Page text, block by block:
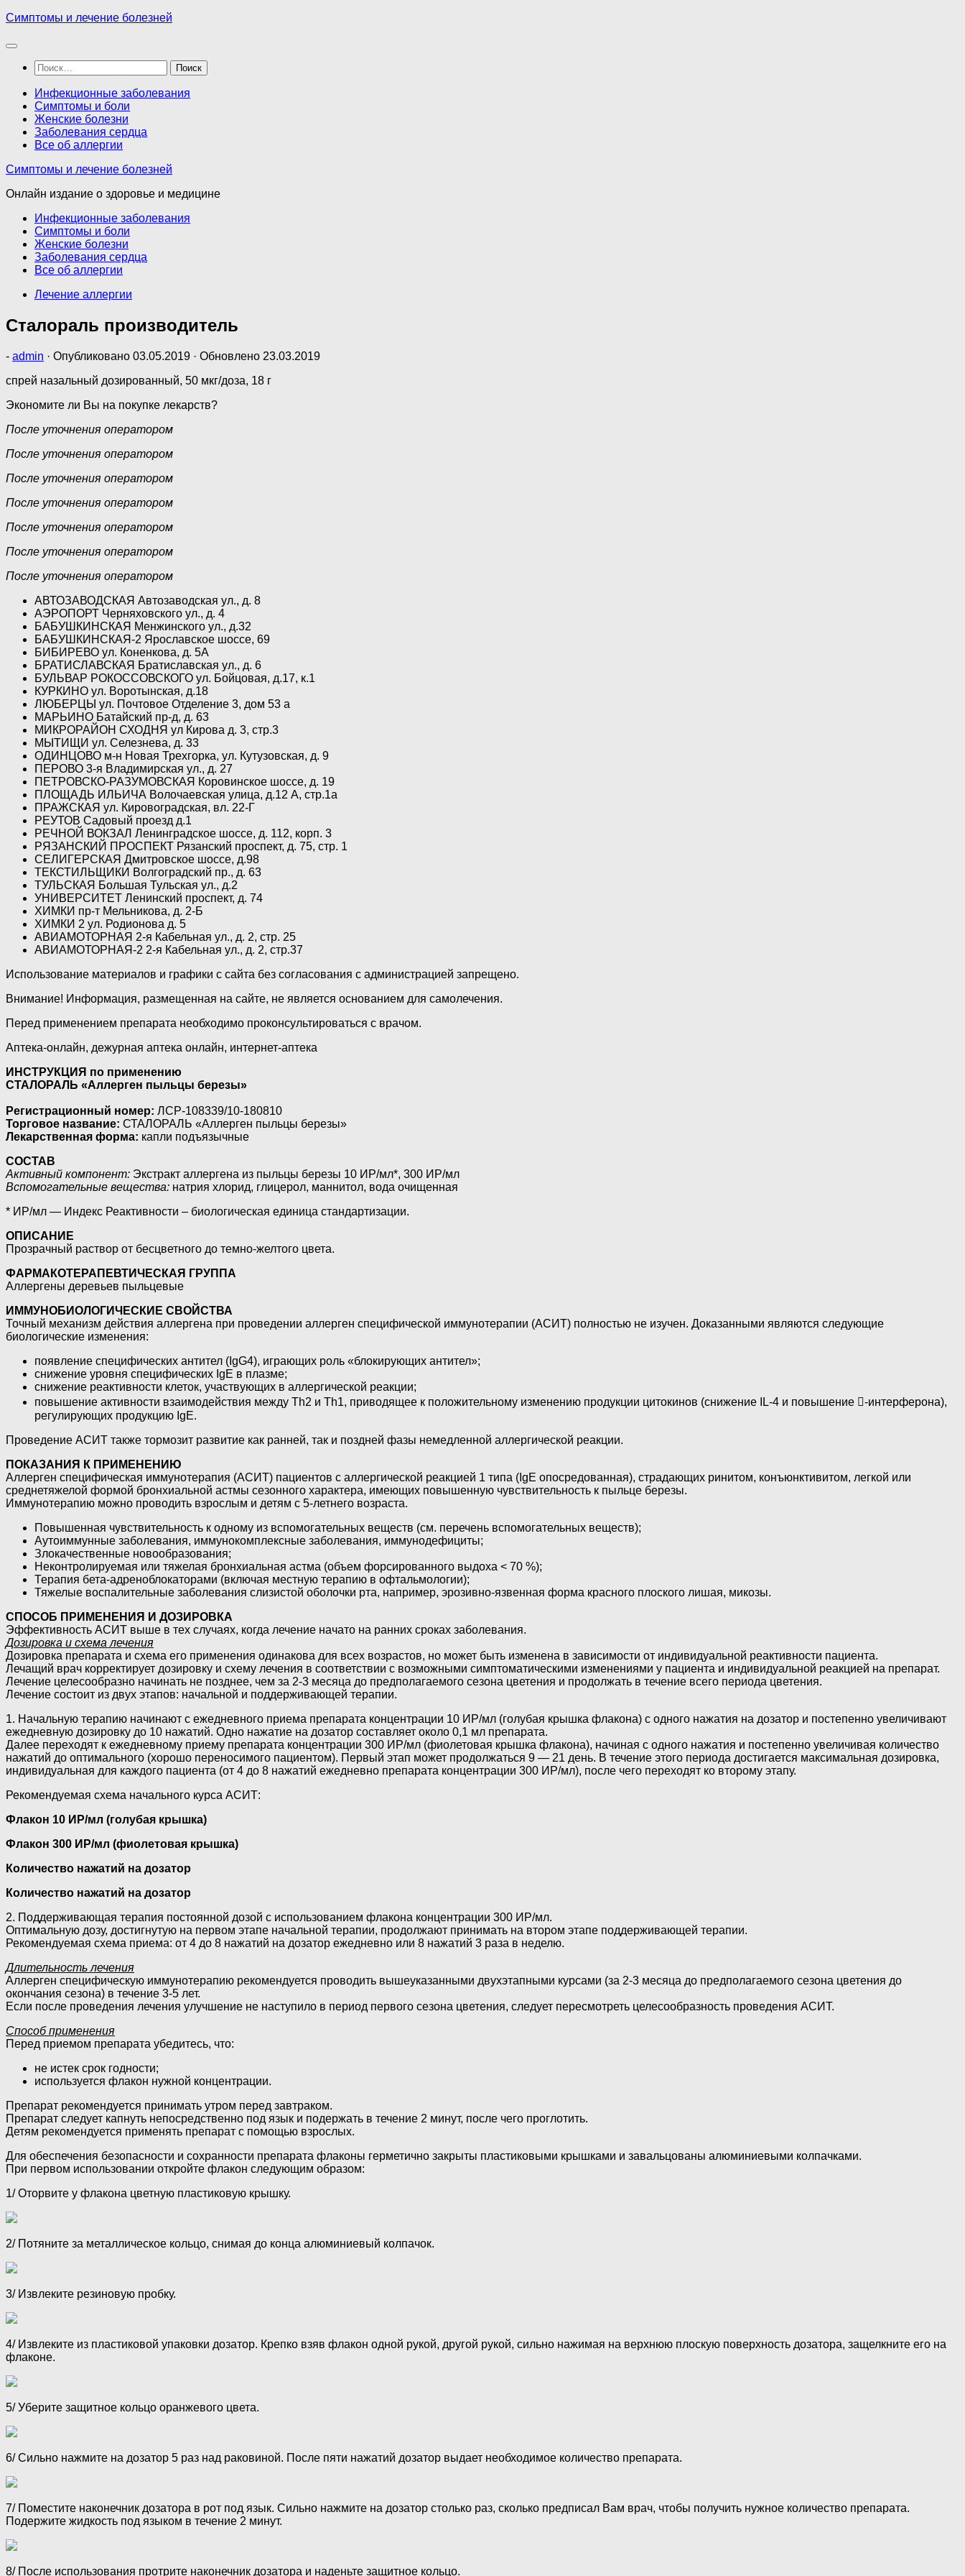
Перейти
содержимому
Симптомы и лечение болезней
Найти:
Инфекционные заболевания
Симптомы и боли
Женские болезни
Заболевания сердца
Все об аллергии
Симптомы и лечение болезней
Онлайн издание о здоровье и медицине
Инфекционные заболевания
Симптомы и боли
Женские болезни
Заболевания сердца
Все об аллергии
Лечение аллергии
Сталораль производитель
- admin · Опубликовано 03.05.2019 · Обновлено 23.03.2019
спрей назальный дозированный, 50 мкг/доза, 18 г
Экономите ли Вы на покупке лекарств?
После уточнения оператором
После уточнения оператором
После уточнения оператором
После уточнения оператором
После уточнения оператором
После уточнения оператором
После уточнения оператором
АВТОЗАВОДСКАЯ Автозаводская ул., д. 8
АЭРОПОРТ Черняховского ул., д. 4
БАБУШКИНСКАЯ Менжинского ул., д.32
БАБУШКИНСКАЯ-2 Ярославское шоссе, 69
БИБИРЕВО ул. Коненкова, д. 5А
БРАТИСЛАВСКАЯ Братиславская ул., д. 6
БУЛЬВАР РОКОССОВСКОГО ул. Бойцовая, д.17, к.1
КУРКИНО ул. Воротынская, д.18
ЛЮБЕРЦЫ ул. Почтовое Отделение 3, дом 53 а
МАРЬИНО Батайский пр-д, д. 63
МИКРОРАЙОН СХОДНЯ ул Кирова д. 3, стр.3
МЫТИЩИ ул. Селезнева, д. 33
ОДИНЦОВО м-н Новая Трехгорка, ул. Кутузовская, д. 9
ПЕРОВО 3-я Владимирская ул., д. 27
ПЕТРОВСКО-РАЗУМОВСКАЯ Коровинское шоссе, д. 19
ПЛОЩАДЬ ИЛЬИЧА Волочаевская улица, д.12 А, стр.1а
ПРАЖСКАЯ ул. Кировоградская, вл. 22-Г
РЕУТОВ Садовый проезд д.1
РЕЧНОЙ ВОКЗАЛ Ленинградское шоссе, д. 112, корп. 3
РЯЗАНСКИЙ ПРОСПЕКТ Рязанский проспект, д. 75, стр. 1
СЕЛИГЕРСКАЯ Дмитровское шоссе, д.98
ТЕКСТИЛЬЩИКИ Волгоградский пр., д. 63
ТУЛЬСКАЯ Большая Тульская ул., д.2
УНИВЕРСИТЕТ Ленинский проспект, д. 74
ХИМКИ пр-т Мельникова, д. 2-Б
ХИМКИ 2 ул. Родионова д. 5
АВИАМОТОРНАЯ 2-я Кабельная ул., д. 2, стр. 25
АВИАМОТОРНАЯ-2 2-я Кабельная ул., д. 2, стр.37
Использование материалов и графики с сайта без согласования с администрацией запрещено.
Внимание! Информация, размещенная на сайте, не является основанием для самолечения.
Перед применением препарата необходимо проконсультироваться с врачом.
Аптека-онлайн, дежурная аптека онлайн, интернет-аптека
ИНСТРУКЦИЯ по применению
СТАЛОРАЛЬ «Аллерген пыльцы березы»
Регистрационный номер: ЛСР-108339/10-180810
Торговое название: СТАЛОРАЛЬ «Аллерген пыльцы березы»
Лекарственная форма: капли подъязычные
СОСТАВ
Активный компонент: Экстракт аллергена из пыльцы березы 10 ИР/мл*, 300 ИР/мл
Вспомогательные вещества: натрия хлорид, глицерол, маннитол, вода очищенная
* ИР/мл — Индекс Реактивности – биологическая единица стандартизации.
ОПИСАНИЕ
Прозрачный раствор от бесцветного до темно-желтого цвета.
ФАРМАКОТЕРАПЕВТИЧЕСКАЯ ГРУППА
Аллергены деревьев пыльцевые
ИММУНОБИОЛОГИЧЕСКИЕ СВОЙСТВА
Точный механизм действия аллергена при проведении аллерген специфической иммунотерапии (АСИТ) полностью не изучен. Доказанными являются следующие
биологические изменения:
появление специфических антител (IgG4), играющих роль «блокирующих антител»;
снижение уровня специфических IgE в плазме;
снижение реактивности клеток, участвующих в аллергической реакции;
повышение активности взаимодействия между Th2 и Th1, приводящее к положительному изменению продукции цитокинов (снижение IL-4 и повышение -интерферона),
регулирующих продукцию IgE.
Проведение АСИТ также тормозит развитие как ранней, так и поздней фазы немедленной аллергической реакции.
ПОКАЗАНИЯ К ПРИМЕНЕНИЮ
Аллерген специфическая иммунотерапия (АСИТ) пациентов с аллергической реакцией 1 типа (IgE опосредованная), страдающих ринитом, конъюнктивитом, легкой или
среднетяжелой формой бронхиальной астмы сезонного характера, имеющих повышенную чувствительность к пыльце березы.
Иммунотерапию можно проводить взрослым и детям с 5-летнего возраста.
Повышенная чувствительность к одному из вспомогательных веществ (см. перечень вспомогательных веществ);
Аутоиммунные заболевания, иммунокомплексные заболевания, иммунодефициты;
Злокачественные новообразования;
Неконтролируемая или тяжелая бронхиальная астма (объем форсированного выдоха < 70 %);
Терапия бета-адреноблокаторами (включая местную терапию в офтальмологии);
Тяжелые воспалительные заболевания слизистой оболочки рта, например, эрозивно-язвенная форма красного плоского лишая, микозы.
СПОСОБ ПРИМЕНЕНИЯ И ДОЗИРОВКА
Эффективность АСИТ выше в тех случаях, когда лечение начато на ранних сроках заболевания.
Дозировка и схема лечения
Дозировка препарата и схема его применения одинакова для всех возрастов, но может быть изменена в зависимости от индивидуальной реактивности пациента.
Лечащий врач корректирует дозировку и схему лечения в соответствии с возможными симптоматическими изменениями у пациента и индивидуальной реакцией на препарат.
Лечение целесообразно начинать не позднее, чем за 2-3 месяца до предполагаемого сезона цветения и продолжать в течение всего периода цветения.
Лечение состоит из двух этапов: начальной и поддерживающей терапии.
1. Начальную терапию начинают с ежедневного приема препарата концентрации 10 ИР/мл (голубая крышка флакона) с одного нажатия на дозатор и постепенно увеличивают
ежедневную дозировку до 10 нажатий. Одно нажатие на дозатор составляет около 0,1 мл препарата.
Далее переходят к ежедневному приему препарата концентрации 300 ИР/мл (фиолетовая крышка флакона), начиная с одного нажатия и постепенно увеличивая количество
нажатий до оптимального (хорошо переносимого пациентом). Первый этап может продолжаться 9 — 21 день. В течение этого периода достигается максимальная дозировка,
индивидуальная для каждого пациента (от 4 до 8 нажатий ежедневно препарата концентрации 300 ИР/мл), после чего переходят ко второму этапу.
Рекомендуемая схема начального курса АСИТ:
Флакон 10 ИР/мл (голубая крышка)
Флакон 300 ИР/мл (фиолетовая крышка)
Количество нажатий на дозатор
Количество нажатий на дозатор
2. Поддерживающая терапия постоянной дозой с использованием флакона концентрации 300 ИР/мл.
Оптимальную дозу, достигнутую на первом этапе начальной терапии, продолжают принимать на втором этапе поддерживающей терапии.
Рекомендуемая схема приема: от 4 до 8 нажатий на дозатор ежедневно или 8 нажатий 3 раза в неделю.
Длительность лечения
Аллерген специфическую иммунотерапию рекомендуется проводить вышеуказанными двухэтапными курсами (за 2-3 месяца до предполагаемого сезона цветения до
окончания сезона) в течение 3-5 лет.
Если после проведения лечения улучшение не наступило в период первого сезона цветения, следует пересмотреть целесообразность проведения АСИТ.
Способ применения
Перед приемом препарата убедитесь, что:
не истек срок годности;
используется флакон нужной концентрации.
Препарат рекомендуется принимать утром перед завтраком.
Препарат следует капнуть непосредственно под язык и подержать в течение 2 минут, после чего проглотить.
Детям рекомендуется применять препарат с помощью взрослых.
Для обеспечения безопасности и сохранности препарата флаконы герметично закрыты пластиковыми крышками и завальцованы алюминиевыми колпачками.
При первом использовании откройте флакон следующим образом:
1/ Оторвите у флакона цветную пластиковую крышку.
2/ Потяните за металлическое кольцо, снимая до конца алюминиевый колпачок.
3/ Извлеките резиновую пробку.
4/ Извлеките из пластиковой упаковки дозатор. Крепко взяв флакон одной рукой, другой рукой, сильно нажимая на верхнюю плоскую поверхность дозатора, защелкните его на
флаконе.
5/ Уберите защитное кольцо оранжевого цвета.
6/ Сильно нажмите на дозатор 5 раз над раковиной. После пяти нажатий дозатор выдает необходимое количество препарата.
7/ Поместите наконечник дозатора в рот под язык. Сильно нажмите на дозатор столько раз, сколько предписал Вам врач, чтобы получить нужное количество препарата.
Подержите жидкость под языком в течение 2 минут.
8/ После использования протрите наконечник дозатора и наденьте защитное кольцо.